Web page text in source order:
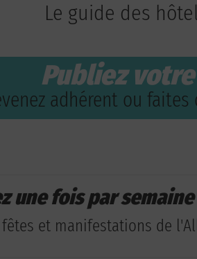
Le guide des
Publiez
adhérent ou faites
une fois par semaine
et manifestations de